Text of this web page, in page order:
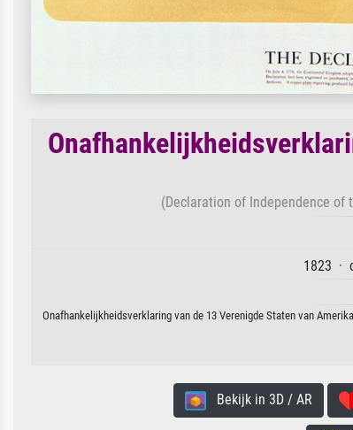
(Declaration of Independence of
1823 ·
Onafhankelijkheidsverklaring van de 13 Verenigde Staten van
Bekijk in 3D / AR